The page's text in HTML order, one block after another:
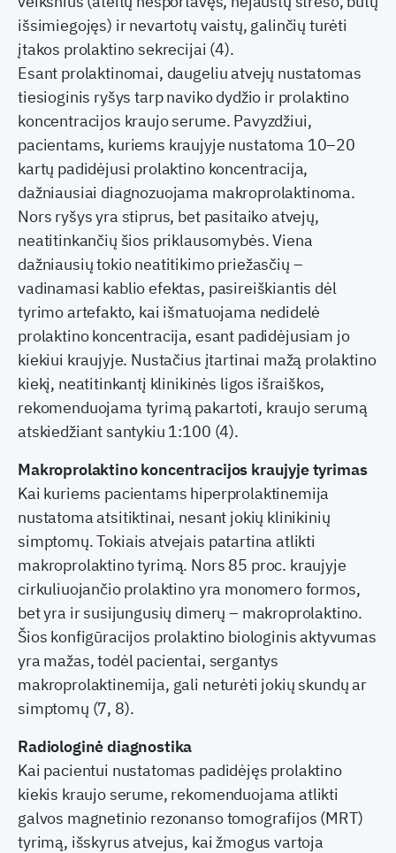
išsimiegojęs) ir nevartotų vaistų, galinčių turėti
įtakos prolaktino sekrecijai (4).
Esant prolaktinomai, daugeliu atvejų nustatomas
tiesioginis ryšys tarp naviko dydžio ir prolaktino
koncentracijos kraujo serume. Pavyzdžiui,
pacientams, kuriems kraujyje nustatoma 10–20
kartų padidėjusi prolaktino koncentracija,
dažniausiai diagnozuojama makroprolaktinoma.
Nors ryšys yra stiprus, bet pasitaiko atvejų,
neatitinkančių šios priklausomybės. Viena
dažniausių tokio neatitikimo priežasčių –
vadinamasi kablio efektas, pasireiškiantis dėl
tyrimo artefakto, kai išmatuojama nedidelė
prolaktino koncentracija, esant padidėjusiam jo
kiekiui kraujyje. Nustačius įtartinai mažą prolaktino
kiekį, neatitinkantį klinikinės ligos išraiškos,
rekomenduojama tyrimą pakartoti, kraujo serumą
atskiedžiant santykiu 1:100 (4).
Makroprolaktino koncentracijos kraujyje tyrimas
Kai kuriems pacientams hiperprolaktinemija
nustatoma atsitiktinai, nesant jokių klinikinių
simptomų. Tokiais atvejais patartina atlikti
makroprolaktino tyrimą. Nors 85 proc. kraujyje
cirkuliuojančio prolaktino yra monomero formos,
bet yra ir susijungusių dimerų – makroprolaktino.
Šios konfigūracijos prolaktino biologinis aktyvumas
yra mažas, todėl pacientai, sergantys
makroprolaktinemija, gali neturėti jokių skundų ar
simptomų (7, 8).
Radiologinė diagnostika
Kai pacientui nustatomas padidėjęs prolaktino
kiekis kraujo serume, rekomenduojama atlikti
galvos magnetinio rezonanso tomografijos (MRT)
tyrimą, išskyrus atvejus, kai žmogus vartoja